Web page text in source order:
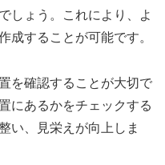
しょう。これにより、よ
成することが可能です。
を確認することが大切で
にあるかをチェックする
い、見栄えが向上しま